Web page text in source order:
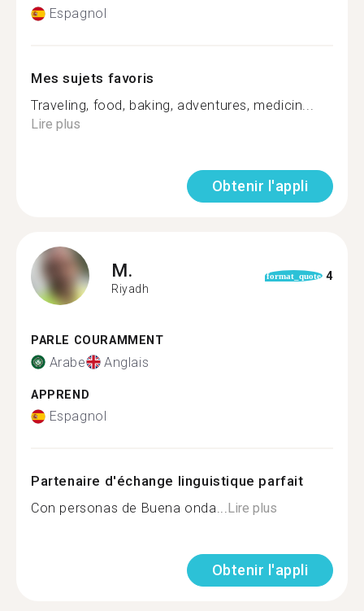
Espagnol
Mes sujets favoris
Traveling, food, baking, adventures, medicin...
Lire plus
Obtenir l'appli
M.
Riyadh
format_quote 4
PARLE COURAMMENT
Arabe Anglais
APPREND
Espagnol
Partenaire d'échange linguistique parfait
Con personas de Buena onda...Lire plus
Obtenir l'appli